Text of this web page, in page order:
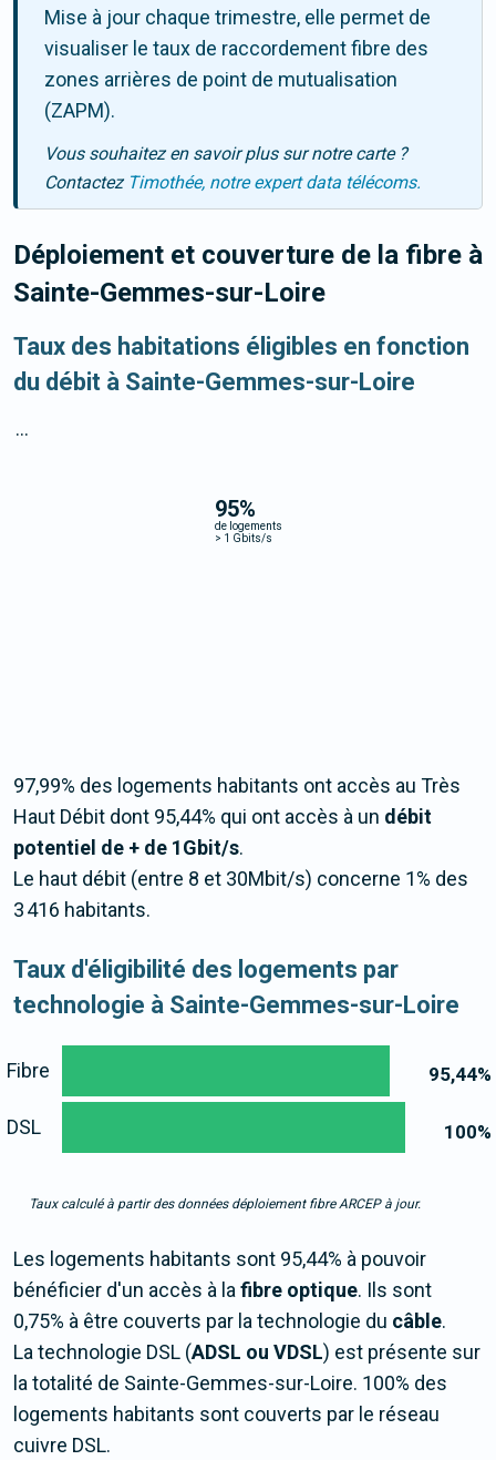
Mise à jour chaque trimestre, elle permet de
visualiser le taux de raccordement fibre des
zones arrières de point de mutualisation
(ZAPM).
Vous souhaitez en savoir plus sur notre carte ?
Contactez Timothée, notre expert data télécoms.
Déploiement et couverture de la fibre à
Sainte-Gemmes-sur-Loire
Taux des habitations éligibles en fonction
du débit à Sainte-Gemmes-sur-Loire
95%
de logements
> 1 Gbits/s
...
97,99% des logements habitants ont accès au Très
Haut Débit dont 95,44% qui ont accès à un débit
potentiel de + de 1Gbit/s.
Le haut débit (entre 8 et 30Mbit/s) concerne 1% des
3 416 habitants.
Taux d'éligibilité des logements par
technologie à Sainte-Gemmes-sur-Loire
95,44%
100%
Fibre
DSL
Taux calculé à partir des données déploiement fibre ARCEP à jour.
Les logements habitants sont 95,44% à pouvoir
bénéficier d'un accès à lafibre optique. Ils sont
0,75% à être couverts par la technologie du câble.
La technologie DSL (ADSL ou VDSL) est présente sur
la totalité de Sainte-Gemmes-sur-Loire. 100% des
logements habitants sont couverts par le réseau
cuivre DSL.